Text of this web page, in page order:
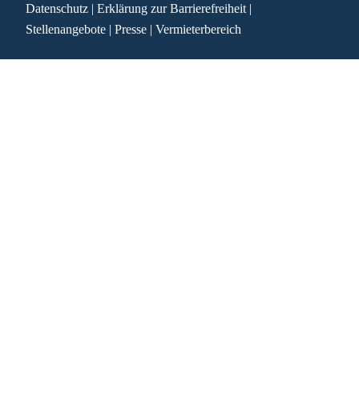
Datenschutz | Erklärung zur Barrierefreiheit |
Stellenangebote | Presse | Vermieterbereich